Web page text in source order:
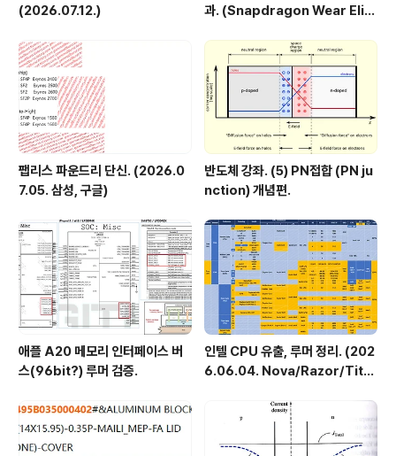
(2026.07.12.)
과. (Snapdragon Wear Elit
팹리스 파운드리 단신. (2026.0
7.05. 삼성, 구글)
반도체 강좌. (5) PN접합 (PN ju
nction) 개념편.
애플 A20 메모리 인터페이스 버
스(96bit?) 루머 검증.
인텔 CPU 유출, 루머 정리. (202
6.06.04. Nova/Razor/Tita